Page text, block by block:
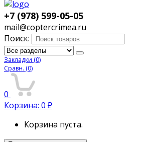
+7 (978) 599-05-05
mail@coptercrimea.ru
Поиск:
Закладки (0)
Сравн. (0)
0
Корзина: 0 ₽
Корзина пуста.